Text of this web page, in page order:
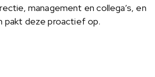
management en collega’s, en
pakt deze proactief op.